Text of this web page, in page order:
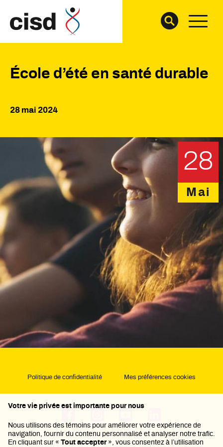
28
Mai
École d’été en santé durable
28 mai 2024
Politique de confidentialité Mes préférences cookies
Votre vie privée est importante pour nous
Nous utilisons des témoins pour améliorer votre expérience de
navigation, fournir du contenu personnalisé et analyser notre trafic.
En cliquant sur « Tout accepter», vous consentez à l’utilisation